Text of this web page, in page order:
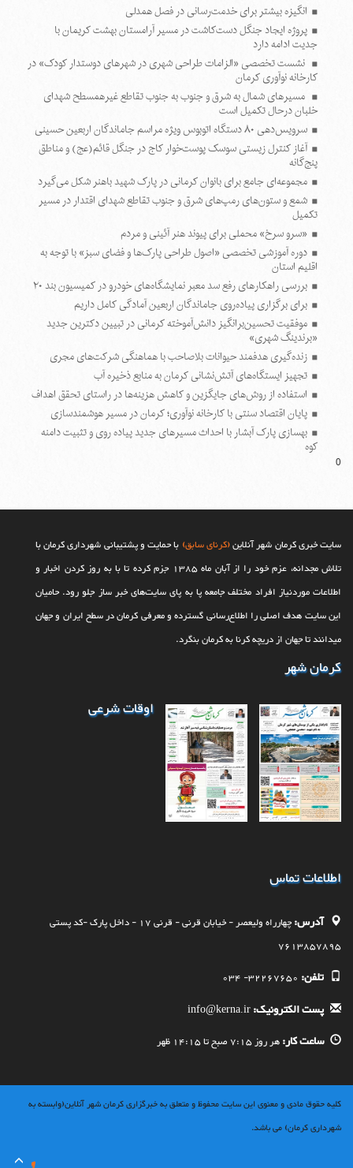
انگیزه بیشتر برای خدمت‌رسانی در فصل همدلی
پروژه ایجاد جنگل دست‌کاشت در مسیر آرامستان بهشت کریمان با
جدیت ادامه دارد
نشست تخصصی «الزامات طراحی شهری در شهرهای دوستدار کودک» در
کارخانه نوآوری کرمان
مسیرهای شمال به شرق و جنوب به جنوب تقاطع غیرهمسطح شهدای
خلبان درحال تکمیل است
سرویس‌دهی ۸۰ دستگاه اتوبوس ویژه مراسم جاماندگان اربعین حسینی
آغاز کنترل زیستی سوسک پوست‌خوار کاج در جنگل قائم(عج) و مناطق
پنج‌گانه
مجموعه‌ای جامع برای بانوان کرمانی در پارک شهید باهنر شکل می‌گیرد
شمع و ستون‌های رمپ‌های شرق و جنوب تقاطع شهدای اقتدار در مسیر
تکمیل
«سرو سرخ» محملی برای پیوند هنر آئینی و مردم
دوره آموزشی تخصصی «اصول طراحی پارک‌ها و فضای سبز» با توجه به
اقلیم استان
بررسی راهکارهای رفع سد معبر نمایشگاه‌های خودرو در کمیسیون بند ۲۰
برای برگزاری پیاده‌روی جاماندگان اربعین آمادگی کامل داریم
موفقیت تحسین‌برانگیز دانش‌آموخته کرمانی در تبیین دکترین جدید
«برندینگ شهری»
زنده‌گیری هدفمند حیوانات بلاصاحب با هماهنگی شرکت‌های مجری
تجهیز ایستگاه‌های آتش‌نشانی کرمان به منابع ذخیره آب
استفاده از روش‌های جایگزین و کاهش هزینه‌ها در راستای تحقق اهداف
پایان اقتصاد سنتی با کارخانه نوآوری؛ کرمان در مسیر هوشمندسازی
بهسازی پارک آبشار با احداث مسیرهای جدید پیاده روی و تثبیت دامنه
کوه
0
سایت خبری کرمان شهر آنلاین(کرنای سابق) با حمایت و پشتیبانی شهرداری کرمان با
تلاش مجدانه، عزم خود را از آبان ماه 1385 جزم کرده تا با به روز کردن اخبار و
اطلاعات موردنیاز افراد مختلف جامعه پا به پای سایت‌های خبر ساز جلو رود. حامیان
این سایت هدف اصلی را اطلاع‌رسانی گسترده و معرفی کرمان در سطح ایران و جهان
می‎‏دانند تا جهان از دریچه کرنا به کرمان بنگرد.
کرمان شهر
اوقات شرعی
اطلاعات تماس
آدرس:
چهارراه وليعصر - خيابان قرنی - قرنی 17 - داخل پارک -کد پستی
7613857895
تلفن: 32267650- 034
پست الکترونیک: info@kerna.ir
ساعت کار:هر روز 7:15 صبح تا 14:15 ظهر
کلیه حقوق مادی و معنوی این سایت محفوظ و متعلق به خبرگزاری کرمان شهر آنلاین(وابسته به
شهرداری کرمان) می باشد.